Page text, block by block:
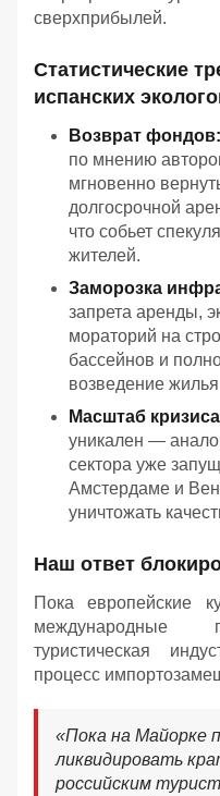
сверхприбылей.
Статистические
испанских
Возврат фондов:
по мнению
мгновенно
долгосрочной
что собьет
жителей.
Заморозка
запрета аренды,
мораторий на
бассейнов и
возведение
Масштаб
уникален —
сектора уже
Амстердаме и
уничтожать
Наш ответ
Пока европейские
международные
туристическая
процесс
«Пока на Майорке
ликвидировать
российским